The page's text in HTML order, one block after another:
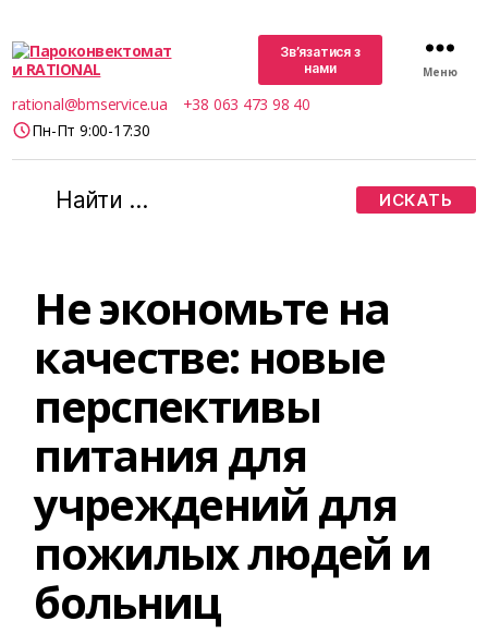
RATIONAL
Зв’язатися з
нами
rational@bmservice.ua
+38 063 473 98 40
Пн-Пт 9:00-17:30
Меню
Поиск:
Не экономьте на
качестве: новые
перспективы
питания для
учреждений для
пожилых людей и
больниц